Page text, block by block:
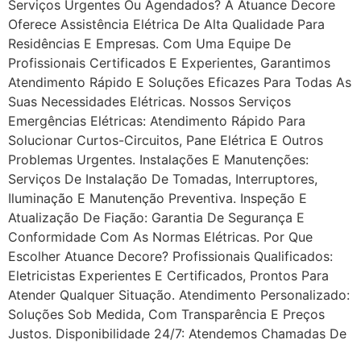
Serviços Urgentes Ou Agendados? A Atuance Decore
Oferece Assistência Elétrica De Alta Qualidade Para
Residências E Empresas. Com Uma Equipe De
Profissionais Certificados E Experientes, Garantimos
Atendimento Rápido E Soluções Eficazes Para Todas As
Suas Necessidades Elétricas. Nossos Serviços
Emergências Elétricas: Atendimento Rápido Para
Solucionar Curtos-Circuitos, Pane Elétrica E Outros
Problemas Urgentes. Instalações E Manutenções:
Serviços De Instalação De Tomadas, Interruptores,
Iluminação E Manutenção Preventiva. Inspeção E
Atualização De Fiação: Garantia De Segurança E
Conformidade Com As Normas Elétricas. Por Que
Escolher Atuance Decore? Profissionais Qualificados:
Eletricistas Experientes E Certificados, Prontos Para
Atender Qualquer Situação. Atendimento Personalizado:
Soluções Sob Medida, Com Transparência E Preços
Justos. Disponibilidade 24/7: Atendemos Chamadas De